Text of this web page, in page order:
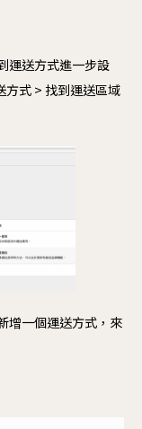
運送方式進一步設
式 > 找到運送區域
增一個運送方式，來